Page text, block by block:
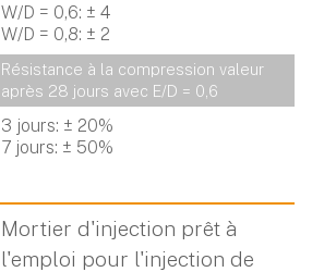
W/D = 0,6: ± 4
W/D = 0,8: ± 2
Résistance à la compression valeur
après 28 jours avec E/D = 0,6
3 jours: ± 20%
7 jours: ± 50%
Mortier d'injection prêt à
l'emploi pour l'injection de